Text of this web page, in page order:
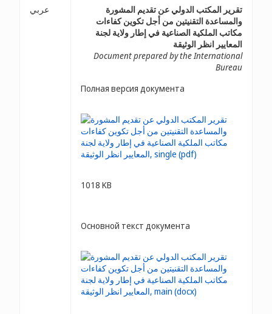
عربي
تقرير المكتب الدولي عن تقديم المشورة
والمساعدة التقنيتين من أجل تكوين كفاءات
مكاتب الملكية الصناعية في إطار ولاية لجنة
المعايير انظر الوثيقة
Document prepared by the International
Bureau
Полная версия документа
1018 KB
Основной текст документа